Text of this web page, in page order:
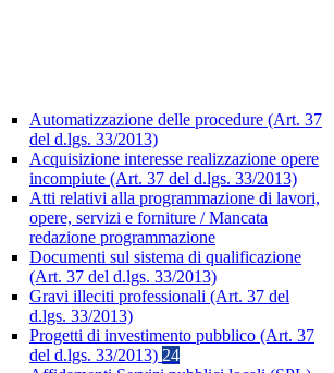
Automatizzazione delle procedure (Art. 37
del d.lgs. 33/2013)
Acquisizione interesse realizzazione opere
incompiute (Art. 37 del d.lgs. 33/2013)
Atti relativi alla programmazione di lavori,
opere, servizi e forniture / Mancata
redazione programmazione
Documenti sul sistema di qualificazione
(Art. 37 del d.lgs. 33/2013)
Gravi illeciti professionali (Art. 37 del
d.lgs. 33/2013)
Progetti di investimento pubblico (Art. 37
del d.lgs. 33/2013) 24